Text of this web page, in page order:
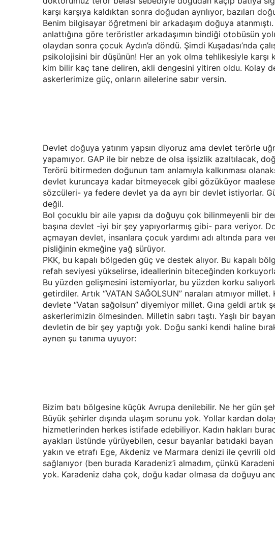
karşı karşıya kaldıktan sonra doğudan ayrılıyor, bazıları
Benim bilgisayar öğretmeni bir arkadaşım doğuya
anlattığına göre teröristler arkadaşımın bindiği otobüsün
olaydan sonra çocuk Aydın’a döndü. Şimdi Kuşadası’nda
psikolojisini bir düşünün! Her an yok olma tehlikesiyle karşı
kim bilir kaç tane deliren, akli dengesini yitiren oldu. Kolay
askerlerimize güç, onların ailelerine sabır versin.
Devlet doğuya yatırım yapsın diyoruz ama devlet terörle
yapamıyor. GAP ile bir nebze de olsa işsizlik azaltılacak,
Terörü bitirmeden doğunun tam anlamıyla kalkınması
devlet kuruncaya kadar bitmeyecek gibi gözüküyor
sözcüleri- ya federe devlet ya da ayrı bir devlet istiyorlar.
değil.
Bol çocuklu bir aile yapısı da doğuyu çok bilinmeyenli bir
başına devlet -iyi bir şey yapıyorlarmış gibi- para veriyor.
açmayan devlet, insanlara çocuk yardımı adı altında para
pisliğinin ekmeğine yağ sürüyor.
PKK, bu kapalı bölgeden güç ve destek alıyor. Bu kapalı
refah seviyesi yükselirse, ideallerinin biteceğinden
Bu yüzden gelişmesini istemiyorlar, bu yüzden korku
getirdiler. Artık “VATAN SAĞOLSUN” naraları atmıyor
devlete “Vatan sağolsun” diyemiyor millet. Gına geldi artık
askerlerimizin ölmesinden. Milletin sabrı taştı. Yaşlı bir
devletin de bir şey yaptığı yok. Doğu sanki kendi haline
aynen şu tanıma uyuyor:
Bizim batı bölgesine küçük Avrupa denilebilir. Ne her gün
Büyük şehirler dışında ulaşım sorunu yok. Yollar kardan
hizmetlerinden herkes istifade edebiliyor. Kadın hakları
ayakları üstünde yürüyebilen, cesur bayanlar batıdaki bayan
yakın ve etrafı Ege, Akdeniz ve Marmara denizi ile çevrili
sağlanıyor (ben burada Karadeniz’i almadım, çünkü
yok. Karadeniz daha çok, doğu kadar olmasa da doğuyu